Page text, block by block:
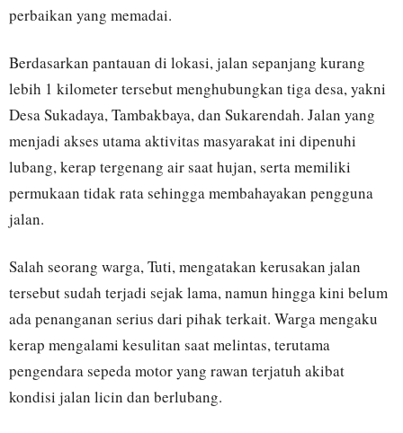
perbaikan yang memadai.
Berdasarkan pantauan di lokasi, jalan sepanjang kurang
lebih 1 kilometer tersebut menghubungkan tiga desa, yakni
Desa Sukadaya, Tambakbaya, dan Sukarendah. Jalan yang
menjadi akses utama aktivitas masyarakat ini dipenuhi
lubang, kerap tergenang air saat hujan, serta memiliki
permukaan tidak rata sehingga membahayakan pengguna
jalan.
Salah seorang warga, Tuti, mengatakan kerusakan jalan
tersebut sudah terjadi sejak lama, namun hingga kini belum
ada penanganan serius dari pihak terkait. Warga mengaku
kerap mengalami kesulitan saat melintas, terutama
pengendara sepeda motor yang rawan terjatuh akibat
kondisi jalan licin dan berlubang.